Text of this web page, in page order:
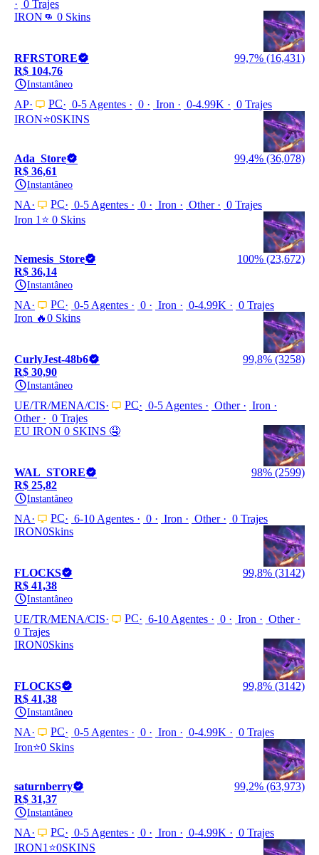
0 Trajes
IRON👊 0 Skins
RFRSTORE
99,7% (16,431)
R$ 104,76
Instantâneo
AP PC 0-5 Agentes 0 Iron 0-4.99K
0 Trajes
IRON⭐0SKINS
Ada_Store
99,4% (36,078)
R$ 36,61
Instantâneo
NA PC 0-5 Agentes 0 Iron Other
0 Trajes
Iron 1⭐️ 0 Skins
Nemesis_Store
100% (23,672)
R$ 36,14
Instantâneo
NA PC 0-5 Agentes 0 Iron 0-4.99K
0 Trajes
Iron 🔥0 Skins
CurlyJest-48b6
99,8% (3258)
R$ 30,90
Instantâneo
UE/TR/MENA/CIS PC 0-5 Agentes Other
Iron
Other
0 Trajes
EU IRON 0 SKINS 🤤
WAL_STORE
98% (2599)
R$ 25,82
Instantâneo
NA PC 6-10 Agentes 0 Iron Other
0 Trajes
IRON0Skins
FLOCKS
99,8% (3142)
R$ 41,38
Instantâneo
UE/TR/MENA/CIS PC 6-10 Agentes 0 Iron
Other
0 Trajes
IRON0Skins
FLOCKS
99,8% (3142)
R$ 41,38
Instantâneo
NA PC 0-5 Agentes 0 Iron 0-4.99K
0 Trajes
Iron⭐0 Skins
saturnberry
99,2% (63,973)
R$ 31,37
Instantâneo
NA PC 0-5 Agentes 0 Iron 0-4.99K
0 Trajes
IRON1⭐0SKINS